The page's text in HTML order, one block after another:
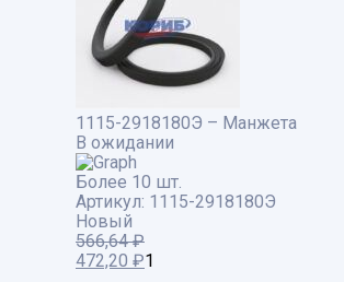
1115-2918180Э – Манжета
В ожидании
Более 10 шт.
Артикул: 1115-2918180Э
Новый
566,64₽
Первоначальная
472,20 ₽Текущая